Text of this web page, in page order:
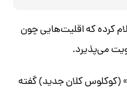
کرده که اقلیت‌هایی چون
می‌پذیرد.
(کوکلوس کلان جدید) گفته